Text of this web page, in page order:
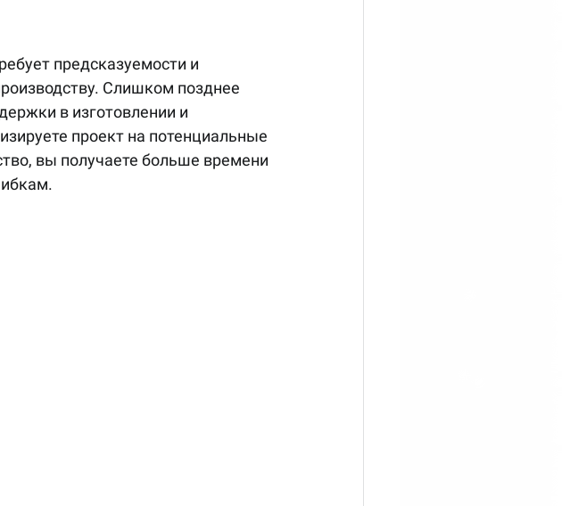
Слишком позднее
в изготовлении и
проект на потенциальные
вы получаете больше времени